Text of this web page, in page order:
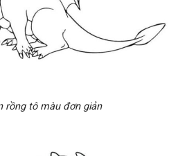
rồng tô màu đơn giản